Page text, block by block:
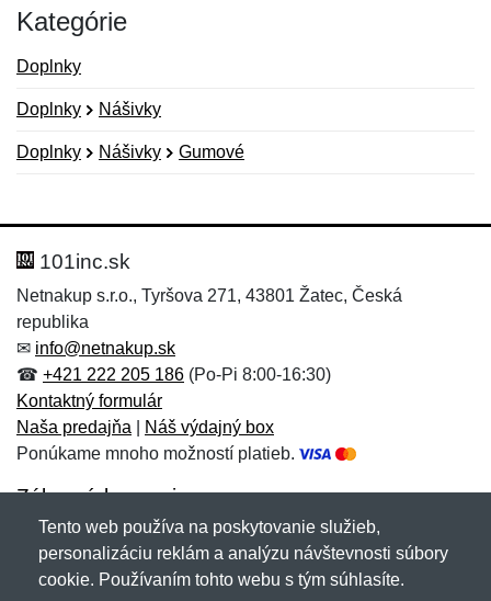
Kategórie
Doplnky
Doplnky Nášivky
Doplnky Nášivky Gumové
Hodnotenie:
Meno:*
E-mail:
Správa*
Meno:
E-mail:*
Správa*
101inc.sk
Netnakup s.r.o., Tyršova 271, 43801 Žatec, Česká
republika
✉ info@netnakup.sk
☎ +421 222 205 186 (Po-Pi 8:00-16:30)
Kontaktný formulár
Naša predajňa
Náš výdajný box
Ponúkame mnoho možností platieb.
Zákaznícky servis
Novinky emailom
Tento web používa na poskytovanie služieb,
personalizáciu reklám a analýzu návštevnosti súbory
cookie. Používaním tohto webu s tým súhlasíte.